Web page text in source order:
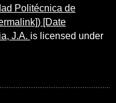
Politécnica de
[Date
J.A. is licensed under